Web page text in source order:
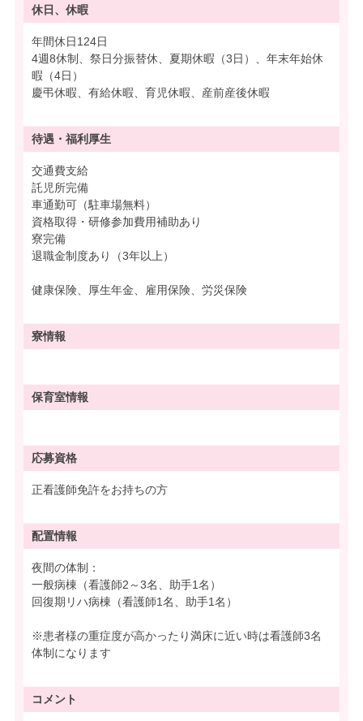
休日、休暇
年間休日124日
4週8休制、祭日分振替休、夏期休暇（3日）、年末年始休
暇（4日）
慶弔休暇、有給休暇、育児休暇、産前産後休暇
待遇・ 福利厚生
交通費支給
託児所完備
車通勤可（駐車場無料）
資格取得・研修参加費用補助あり
寮完備
退職金制度あり（3年以上）
健康保険、厚生年金、雇用保険、労災保険
寮情報
保育室情報
応募資格
正看護師免許をお持ちの方
配置情報
夜間の体制：
一般病棟（看護師2～3名、助手1名）
回復期リハ病棟（看護師1名、助手1名）
※患者様の重症度が高かったり満床に近い時は看護師3名
体制になります
コメント